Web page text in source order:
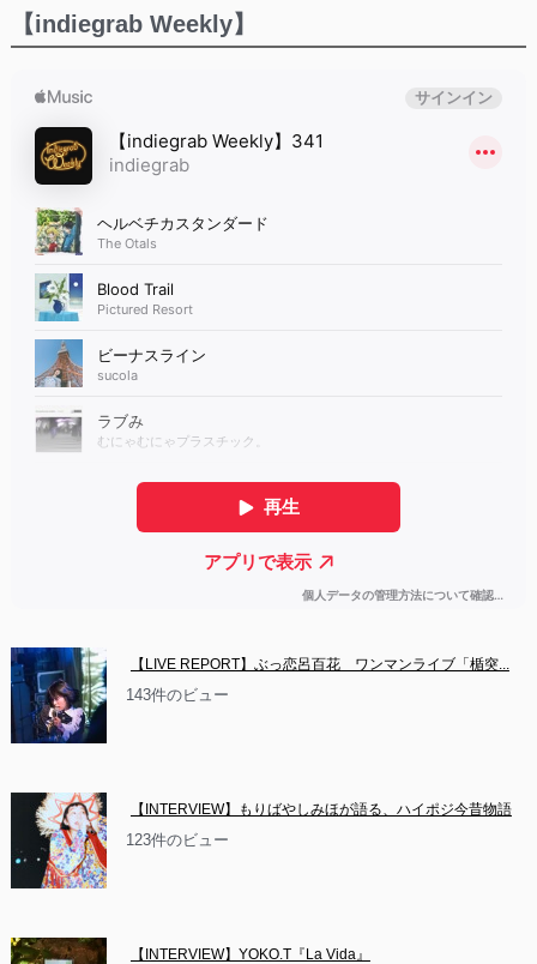
【indiegrab Weekly】
【LIVE REPORT】ぶっ恋呂百花　ワンマンライブ「楯突...
143件のビュー
【INTERVIEW】もりばやしみほが語る、ハイポジ今昔物語
123件のビュー
【INTERVIEW】YOKO.T『La Vida』